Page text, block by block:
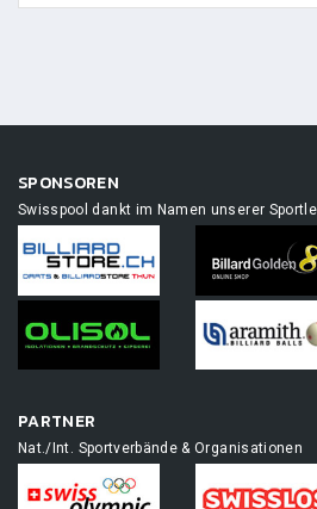
SPONSOREN
Swisspool dankt im Namen unserer
PARTNER
Nat./Int. Sportverbände & Organisationen